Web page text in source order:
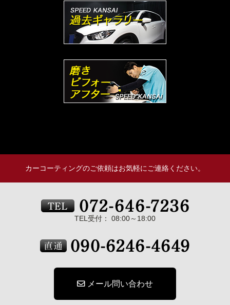
カーコーティングのご依頼はお気軽にご連絡ください。
TEL受付： 08:00～18:00
メール問い合わせ